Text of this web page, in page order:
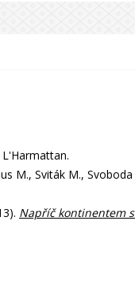
L'Harmattan.
M., Sviták M.,
Napříč kontinentem